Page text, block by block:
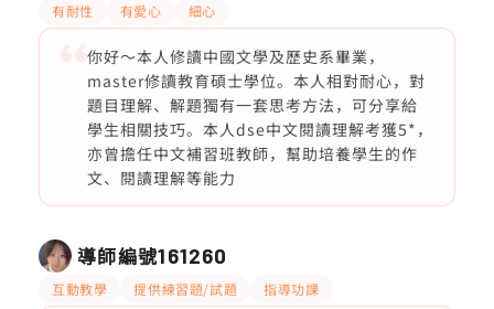
有耐性 有愛心 細心
你好～本人修讀中國文學及歷史系畢業，
master修讀教育碩士學位。本人相對耐心，對
題目理解、解題獨有一套思考方法，可分享給
學生相關技巧。本人dse中文閱讀理解考獲5*，
亦曾擔任中文補習班教師，幫助培養學生的作
文、閱讀理解等能力
導師編號161260
互動教學 提供練習題/試題 指導功課